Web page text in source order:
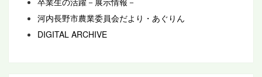
河内長野市農業委員会だより・あぐりん
DIGITAL ARCHIVE